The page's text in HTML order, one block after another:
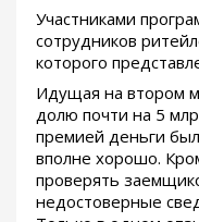
Участниками
сотрудников
которого
Идущая на втором
долю почти на 5
премией деньги
вполне хорошо.
проверять
недостоверные